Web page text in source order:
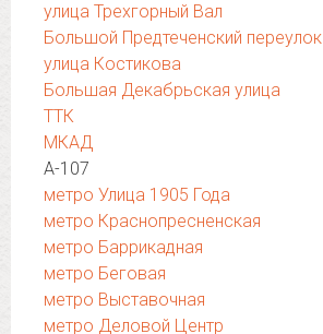
улица Трехгорный Вал
Большой Предтеченский переулок
улица Костикова
Большая Декабрьская улица
ТТК
МКАД
А-107
метро Улица 1905 Года
метро Краснопресненская
метро Баррикадная
метро Беговая
метро Выставочная
метро Деловой Центр